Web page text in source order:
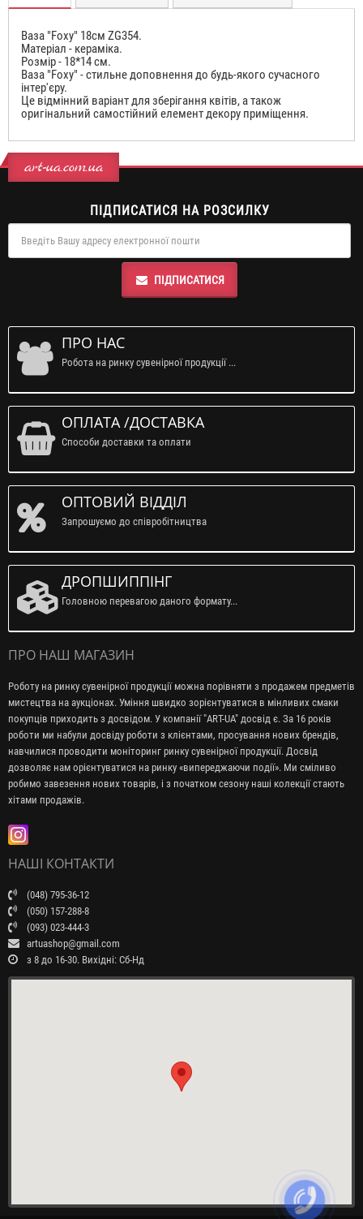
Ваза "Foxy" 18см ZG354.
Матеріал - кераміка.
Розмір - 18*14 см.
Ваза "Foxy" - стильне доповнення до будь-якого сучасного
інтер'єру.
Це відмінний варіант для зберігання квітів, а також
оригінальний самостійний елемент декору приміщення.
art-ua.com.ua
ПІДПИСАТИСЯ НА РОЗСИЛКУ
ПІДПИСАТИСЯ
ПРО НАС
Робота на ринку сувенірної продукції ...
ОПЛАТА /ДОСТАВКА
Способи доставки та оплати
ОПТОВИЙ ВІДДІЛ
Запрошуємо до співробітництва
ДРОПШИППІНГ
Головною перевагою даного формату...
ПРО НАШ МАГАЗИН
Роботу на ринку сувенірної продукції можна порівняти з продажем предметів
мистецтва на аукціонах. Уміння швидко зорієнтуватися в мінливих смаки
покупців приходить з досвідом. У компанії "ART-UA" досвід є. За 16 років
роботи ми набули досвіду роботи з клієнтами, просування нових брендів,
навчилися проводити моніторинг ринку сувенірної продукції. Досвід
дозволяє нам орієнтуватися на ринку «випереджаючи події». Ми сміливо
робимо завезення нових товарів, і з початком сезону наші колекції стають
хітами продажів.
НАШІ КОНТАКТИ
(048) 795-36-12
(050) 157-288-8
(093) 023-444-3
artuashop@gmail.com
з 8 до 16-30. Вихідні: Сб-Нд